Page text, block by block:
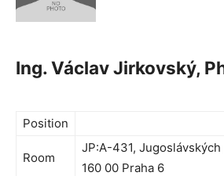
Ing. Václav Jirkovský,
Position
Room
JP:A-431,
160 00 Praha 6